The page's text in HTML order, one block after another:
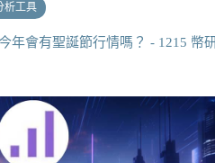
析工具
年會有聖誕節行情嗎？ - 1215 幣